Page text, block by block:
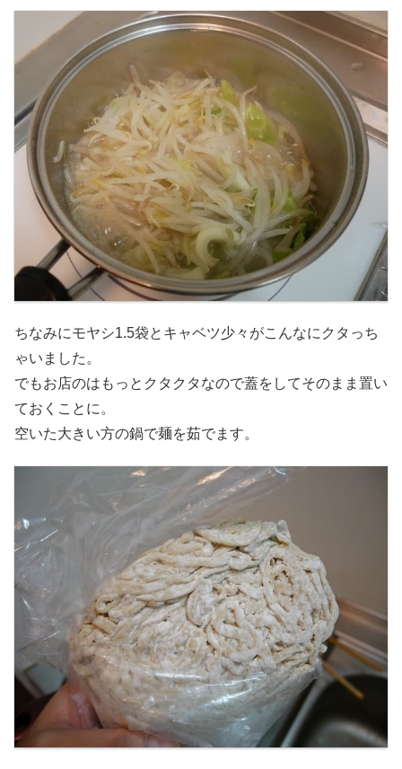
ちなみにモヤシ1.5袋とキャベツ少々がこんなにクタっち
ゃいました。
でもお店のはもっとクタクタなので蓋をしてそのまま置い
ておくことに。
空いた大きい方の鍋で麺を茹でます。